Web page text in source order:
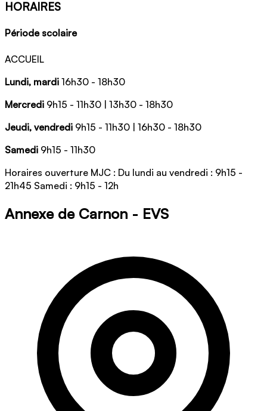
HORAIRES
Période scolaire
ACCUEIL
Lundi, mardi 16h30 - 18h30
Mercredi 9h15 - 11h30 | 13h30 - 18h30
Jeudi, vendredi 9h15 - 11h30 | 16h30 - 18h30
Samedi 9h15 - 11h30
Horaires ouverture MJC : Du lundi au vendredi : 9h15 -
21h45 Samedi : 9h15 - 12h
Annexe de Carnon - EVS